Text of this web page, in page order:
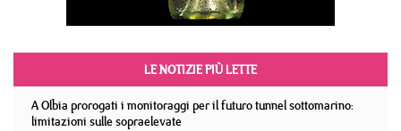
LE NOTIZIE PIÙ LETTE
A Olbia prorogati i monitoraggi per il futuro tunnel sottomarino:
limitazioni sulle sopraelevate